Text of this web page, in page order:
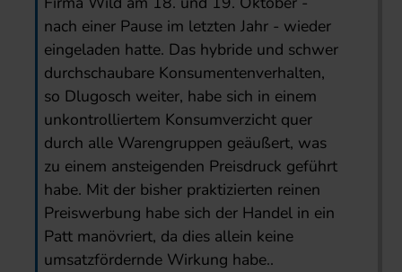
nach einer Pause im letzten Jahr - wieder
eingeladen hatte. Das hybride und schwer
durchschaubare Konsumentenverhalten,
so Dlugosch weiter, habe sich in einem
unkontrolliertem Konsumverzicht quer
durch alle Warengruppen geäußert, was
zu einem ansteigenden Preisdruck geführt
habe. Mit der bisher praktizierten reinen
Preiswerbung habe sich der Handel in ein
Patt manövriert, da dies allein keine
umsatzfördernde Wirkung habe..